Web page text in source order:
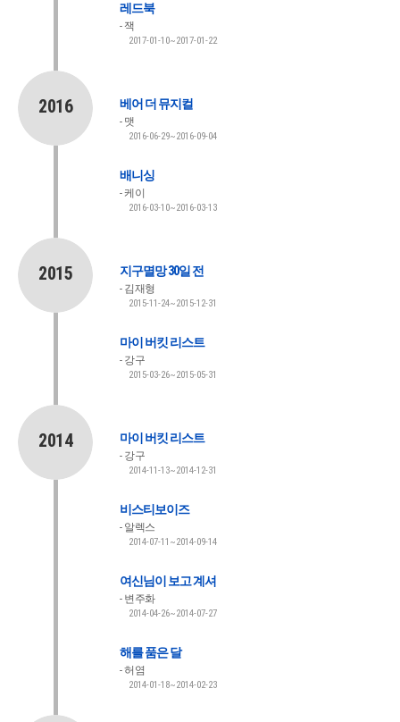
레드북
잭
2017-01-10~2017-01-22
2016 베어 더 뮤지컬
맷
2016-06-29~2016-09-04
배니싱
케이
2016-03-10~2016-03-13
2015 지구멸망 30일 전
김재형
2015-11-24~2015-12-31
마이 버킷 리스트
강구
2015-03-26~2015-05-31
2014 마이 버킷 리스트
강구
2014-11-13~2014-12-31
비스티보이즈
알렉스
2014-07-11~2014-09-14
여신님이 보고 계셔
변주화
2014-04-26~2014-07-27
해를 품은 달
허염
2014-01-18~2014-02-23